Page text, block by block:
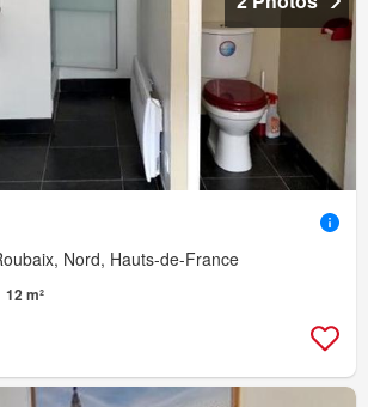
Nord, Hauts-de-France
12 m²